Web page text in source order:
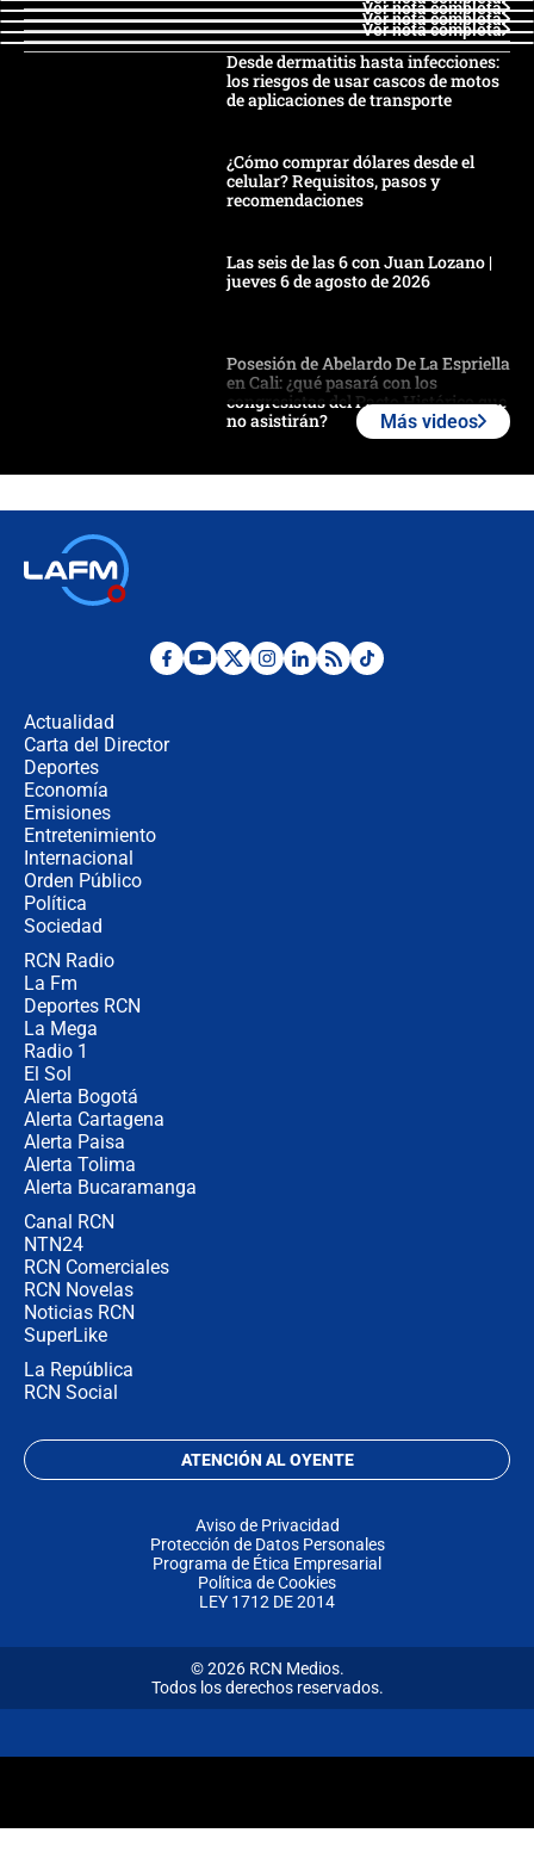
Ver nota completa
Ver nota completa
Ver nota completa
Desde dermatitis hasta infecciones:
los riesgos de usar cascos de motos
de aplicaciones de transporte
¿Cómo comprar dólares desde el
celular? Requisitos, pasos y
recomendaciones
Las seis de las 6 con Juan Lozano |
jueves 6 de agosto de 2026
Posesión de Abelardo De La Espriella
en Cali: ¿qué pasará con los
congresistas del Pacto Histórico que
no asistirán?
crece el pulso por la elección del
¿Por qué De la Espriella gobernará
Más videos
Actualidad
Carta del Director
Deportes
Economía
Emisiones
Entretenimiento
Internacional
Orden Público
Política
Sociedad
RCN Radio
La Fm
Deportes RCN
La Mega
Radio 1
El Sol
Alerta Bogotá
Alerta Cartagena
Alerta Paisa
Alerta Tolima
Alerta Bucaramanga
Canal RCN
NTN24
RCN Comerciales
RCN Novelas
Noticias RCN
SuperLike
La República
RCN Social
ATENCIÓN AL OYENTE
Aviso de Privacidad
Protección de Datos Personales
Programa de Ética Empresarial
Política de Cookies
LEY 1712 DE 2014
© 2026 RCN Medios.
Todos los derechos reservados.